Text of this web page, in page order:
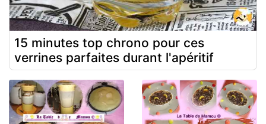
15 minutes top chrono pour ces
verrines parfaites durant l'apéritif